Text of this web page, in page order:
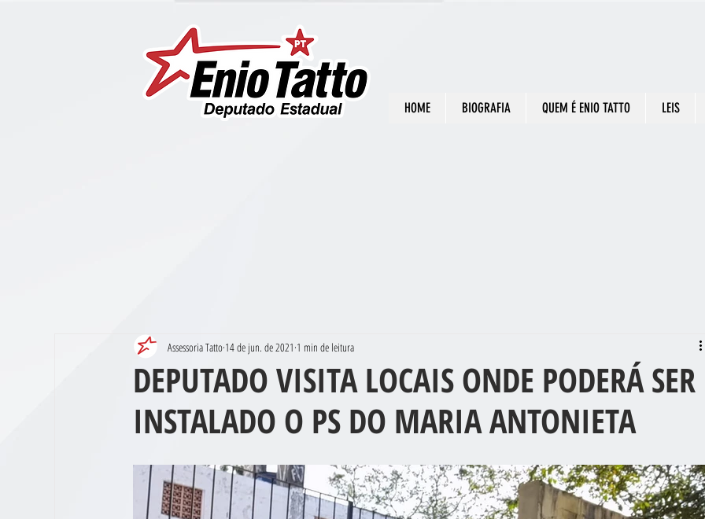
HOME BIOGRAFIA QUEM É ENIO TATTO LEIS
DEPUTADO VISITA LOCAIS ONDE PODERÁ SER
INSTALADO O PS DO MARIA ANTONIETA
Assessoria Tatto 14 de jun. de 2021 1 min de leitura